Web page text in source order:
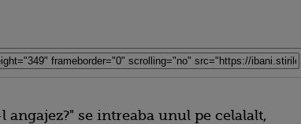
angajez?" se intreaba unul pe celalalt,